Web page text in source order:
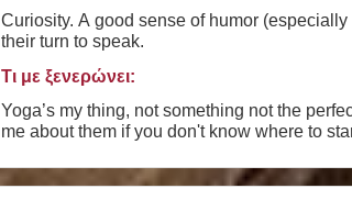
Curiosity. A good sense of humor
their turn to speak.
Τι με ξενερώνει:
Yoga’s my thing, not something not the
me about them if you don't know where to